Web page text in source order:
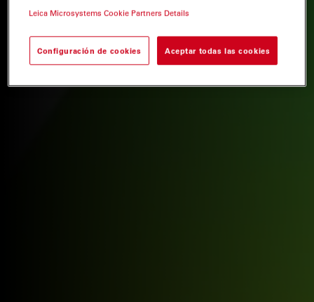
Leica Microsystems Cookie Partners Details
Configuración de cookies Aceptar todas las cookies